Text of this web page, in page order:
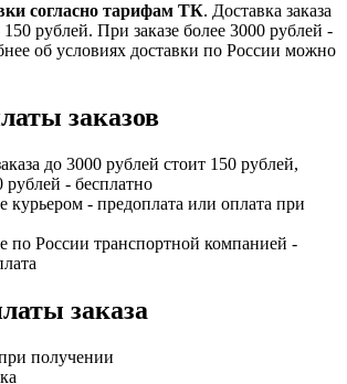
согласно тарифам ТК. Доставка заказа
рублей. При заказе более 3000 рублей -
об условиях доставки по России можно
заказов
до 3000 рублей стоит 150 рублей,
рублей - бесплатно
курьером - предоплата или оплата при
по России транспортной компанией -
заказа
получении